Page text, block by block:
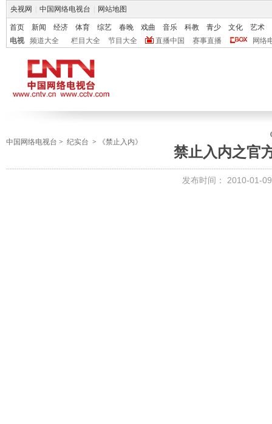
央视网 中国网络电视台 网站地图
首页 新闻 经济 体育 综艺 春晚 戏曲 音乐 科教 青少 文化
艺术
电视
频道大全 栏目大全 节目大全 直播中国 赛事直播 网络
中国网络电视台 > 纪实台 > 《禁止入内》
禁止入内之官
发布时间： 2010-01-